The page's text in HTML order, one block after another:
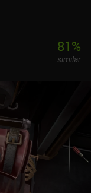
81%
similar